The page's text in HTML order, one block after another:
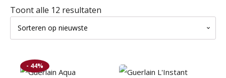
Toont alle 12 resultaten
- 44%
Dit